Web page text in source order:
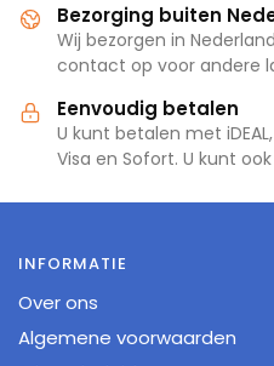
Bezorging buiten
Wij bezorgen in
contact op voor andere
Eenvoudig betalen
U kunt betalen met
Visa en Sofort. U kunt
INFORMATIE
Over ons
Algemene voorwaarden